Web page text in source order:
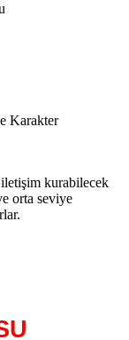
Karakter
kurabilecek
orta seviye